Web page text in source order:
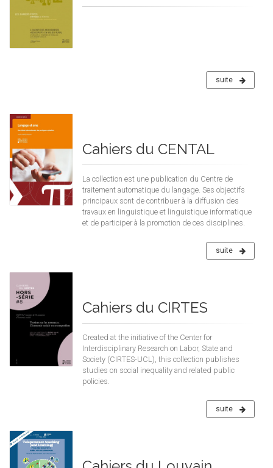
suite
Cahiers du CENTAL
La collection est une publication du Centre de
traitement automatique du langage. Ses objectifs
principaux sont de contribuer à la diffusion des
travaux en linguistique et linguistique informatique
et de participer à la promotion de ces disciplines.
suite
Cahiers du CIRTES
Created at the initiative of the Center for
Interdisciplinary Research on Labor, State and
Society (CIRTES-UCL), this collection publishes
studies on social inequality and related public
policies.
suite